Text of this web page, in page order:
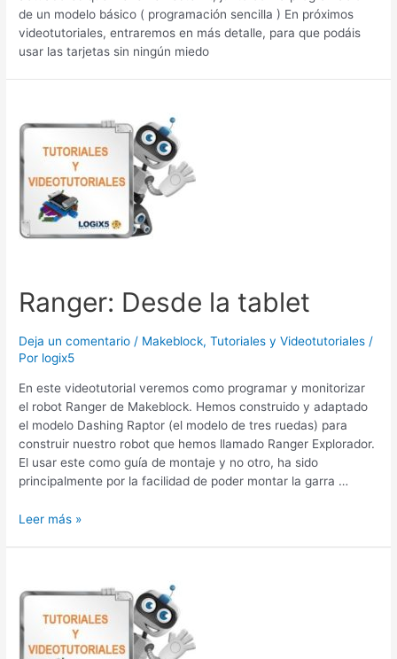
de un modelo básico ( programación sencilla ) En próximos
videotutoriales, entraremos en más detalle, para que podáis
usar las tarjetas sin ningún miedo
Ranger: Desde la tablet
Deja un comentario / Makeblock,Tutoriales y Videotutoriales /
Por logix5
En este videotutorial veremos como programar y monitorizar
el robot Ranger de Makeblock. Hemos construido y adaptado
el modelo Dashing Raptor (el modelo de tres ruedas) para
construir nuestro robot que hemos llamado Ranger Explorador.
El usar este como guía de montaje y no otro, ha sido
principalmente por la facilidad de poder montar la garra …
Desde
tablet
Leer más »
ópticos.
Parte
I
–